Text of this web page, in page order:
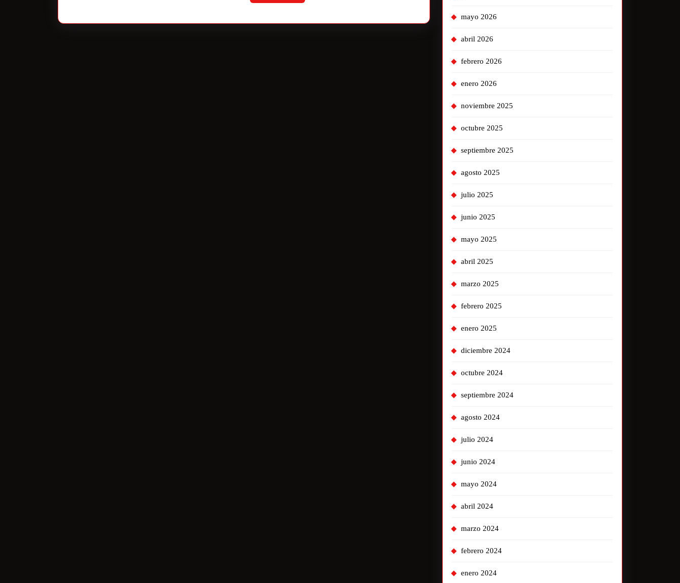
mayo 2026
abril 2026
febrero 2026
enero 2026
noviembre 2025
octubre 2025
septiembre 2025
agosto 2025
julio 2025
junio 2025
mayo 2025
abril 2025
marzo 2025
febrero 2025
enero 2025
diciembre 2024
octubre 2024
septiembre 2024
agosto 2024
julio 2024
junio 2024
mayo 2024
abril 2024
marzo 2024
febrero 2024
enero 2024